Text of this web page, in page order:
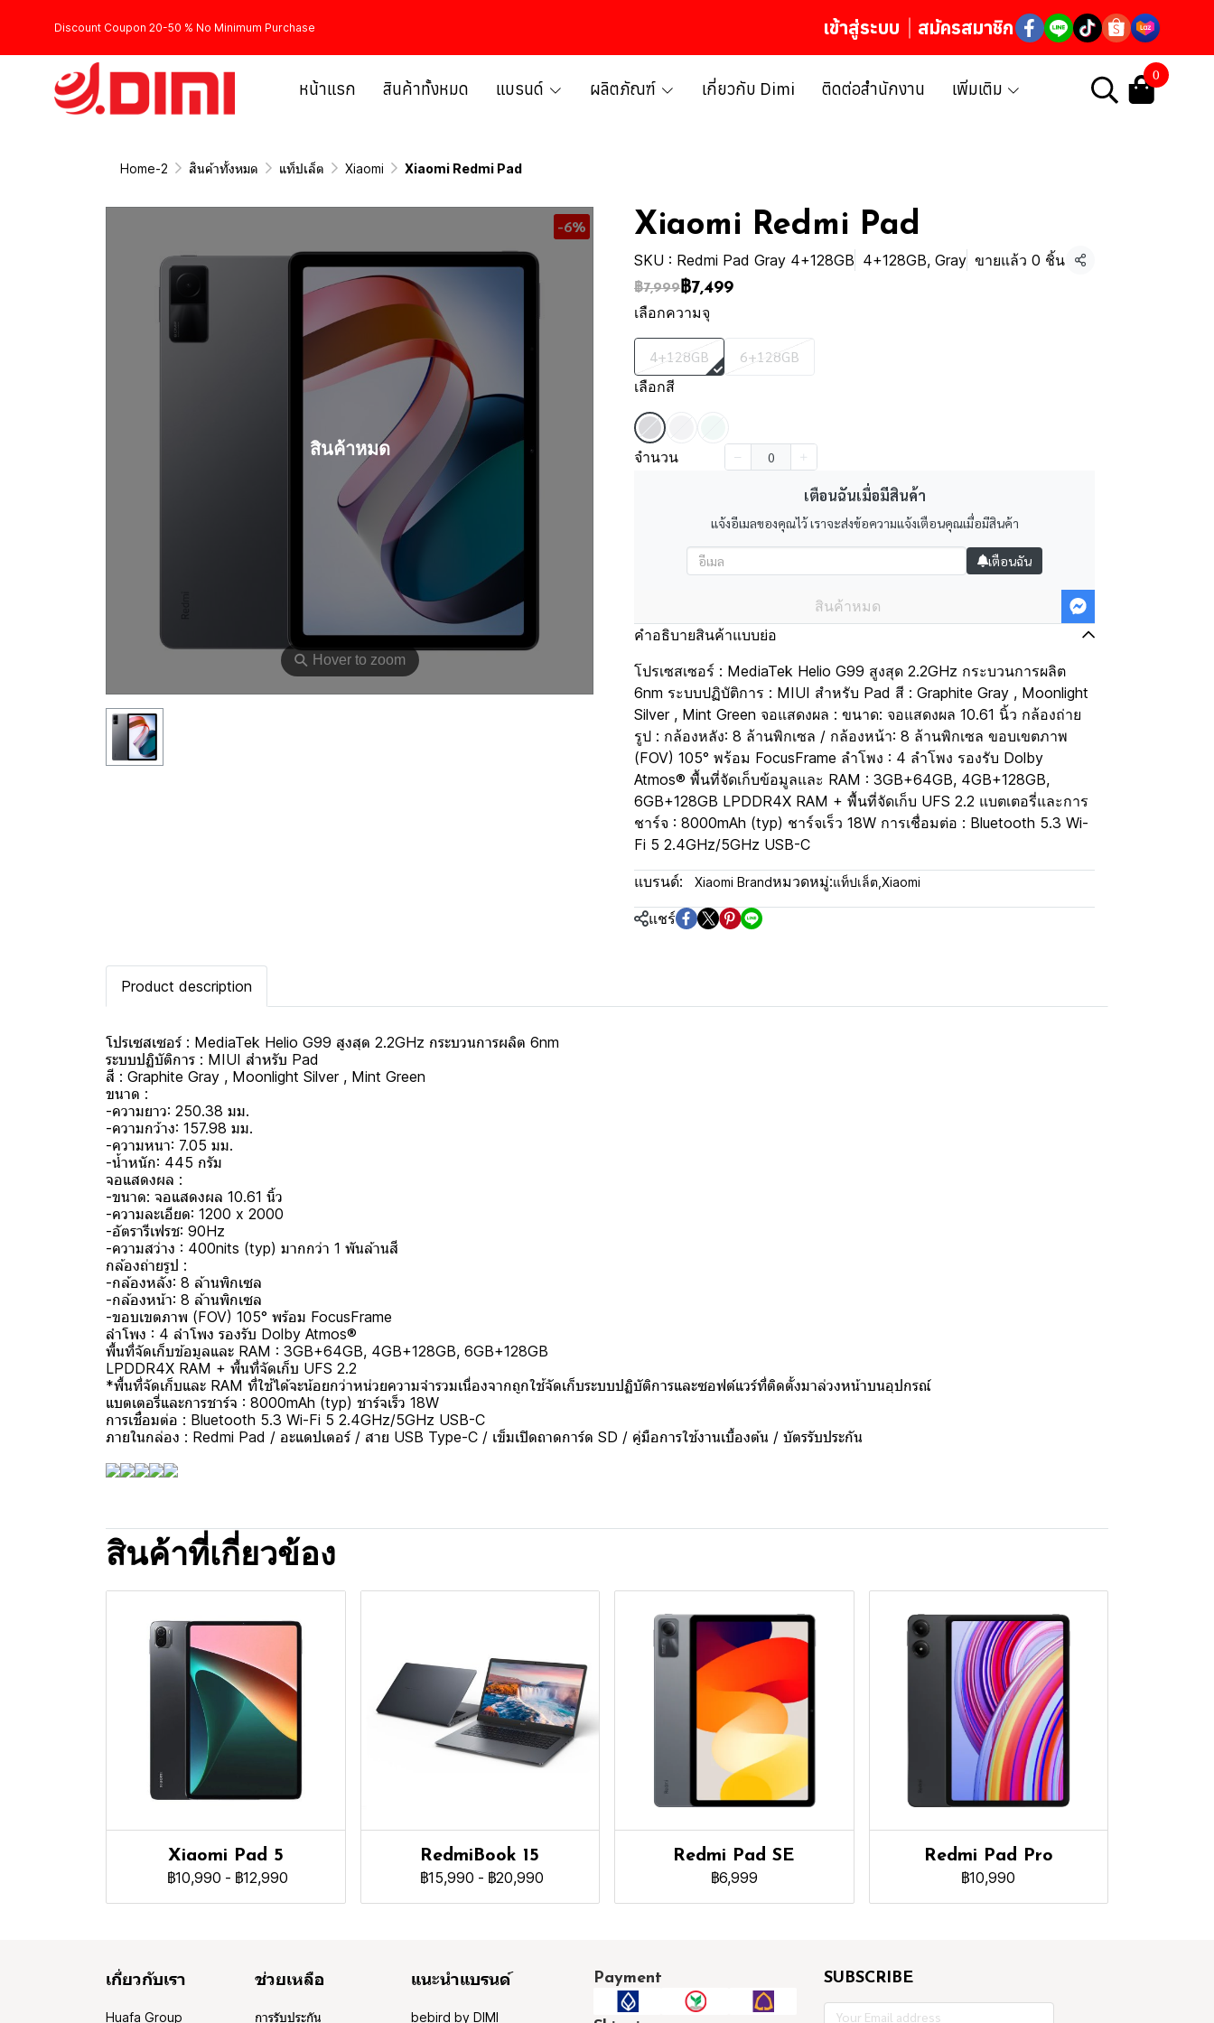
Discount Coupon 20-50 % No Minimum Purchase เข้าสู่ระบบ สมัครสมาชิก
หน้าแรก สินค้าทั้งหมด แบรนด์ ผลิตภัณฑ์ เกี่ยวกับ Dimi ติดต่อสำนักงาน เพิ่มเติม
0
Home-2 สินค้าทั้งหมด แท็ปเล็ต Xiaomi Xiaomi Redmi Pad
⚲ Hover to zoom
-6%
สินค้าหมด
Xiaomi Redmi Pad
SKU : Redmi Pad Gray 4+128GB 4+128GB, Gray ขายแล้ว 0 ชิ้น แชร์
฿7,999฿7,499
เลือกความจุ
4+128GB 6+128GB
เลือกสี
จำนวน
เตือนฉันเมื่อมีสินค้า
แจ้งอีเมลของคุณไว้ เราจะส่งข้อความแจ้งเตือนคุณเมื่อมีสินค้า
เตือนฉัน
สินค้าหมด
คำอธิบายสินค้าแบบย่อ
โปรเซสเซอร์ : MediaTek Helio G99 สูงสุด 2.2GHz กระบวนการผลิต
6nm ระบบปฏิบัติการ : MIUI สำหรับ Pad สี : Graphite Gray , Moonlight
Silver , Mint Green จอแสดงผล : ขนาด: จอแสดงผล 10.61 นิ้ว กล้องถ่าย
รูป : กล้องหลัง: 8 ล้านพิกเซล / กล้องหน้า: 8 ล้านพิกเซล ขอบเขตภาพ
(FOV) 105° พร้อม FocusFrame ลำโพง : 4 ลำโพง รองรับ Dolby
Atmos® พื้นที่จัดเก็บข้อมูลและ RAM : 3GB+64GB, 4GB+128GB,
6GB+128GB LPDDR4X RAM + พื้นที่จัดเก็บ UFS 2.2 แบตเตอรี่และการ
ชาร์จ : 8000mAh (typ) ชาร์จเร็ว 18W การเชื่อมต่อ : Bluetooth 5.3 Wi-
Fi 5 2.4GHz/5GHz USB-C
แบรนด์: Xiaomi Brandหมวดหมู่:แท็ปเล็ต Xiaomi
แชร์
Product description
โปรเซสเซอร์ : MediaTek Helio G99 สูงสุด 2.2GHz กระบวนการผลิต 6nm
ระบบปฏิบัติการ : MIUI สำหรับ Pad
สี : Graphite Gray , Moonlight Silver , Mint Green
ขนาด :
-ความยาว: 250.38 มม.
-ความกว้าง: 157.98 มม.
-ความหนา: 7.05 มม.
-น้ำหนัก: 445 กรัม
จอแสดงผล :
-ขนาด: จอแสดงผล 10.61 นิ้ว
-ความละเอียด: 1200 x 2000
-อัตรารีเฟรช: 90Hz
-ความสว่าง : 400nits (typ) มากกว่า 1 พันล้านสี
กล้องถ่ายรูป :
-กล้องหลัง: 8 ล้านพิกเซล
-กล้องหน้า: 8 ล้านพิกเซล
-ขอบเขตภาพ (FOV) 105° พร้อม FocusFrame
ลำโพง : 4 ลำโพง รองรับ Dolby Atmos®
พื้นที่จัดเก็บข้อมูลและ RAM : 3GB+64GB, 4GB+128GB, 6GB+128GB
LPDDR4X RAM + พื้นที่จัดเก็บ UFS 2.2
*พื้นที่จัดเก็บและ RAM ที่ใช้ได้จะน้อยกว่าหน่วยความจำรวมเนื่องจากถูกใช้จัดเก็บระบบปฏิบัติการและซอฟต์แวร์ที่ติดตั้งมาล่วงหน้าบนอุปกรณ์
แบตเตอรี่และการชาร์จ : 8000mAh (typ) ชาร์จเร็ว 18W
การเชื่อมต่อ : Bluetooth 5.3 Wi-Fi 5 2.4GHz/5GHz USB-C
ภายในกล่อง : Redmi Pad / อะแดปเตอร์ / สาย USB Type-C / เข็มเปิดถาดการ์ด SD / คู่มือการใช้งานเบื้องต้น / บัตรรับประกัน
สินค้าที่เกี่ยวข้อง
Xiaomi Pad 5
฿10,990 - ฿12,990
RedmiBook 15
฿15,990 - ฿20,990
Redmi Pad SE
฿6,999
Redmi Pad Pro
฿10,990
เกี่ยวกับเรา
Huafa Group
ช่วยเหลือ
การรับประกัน
แนะนำแบรนด์
bebird by DIMI
Payment SUBSCRIBE